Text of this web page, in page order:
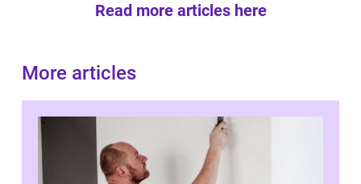
Read more articles here
More articles